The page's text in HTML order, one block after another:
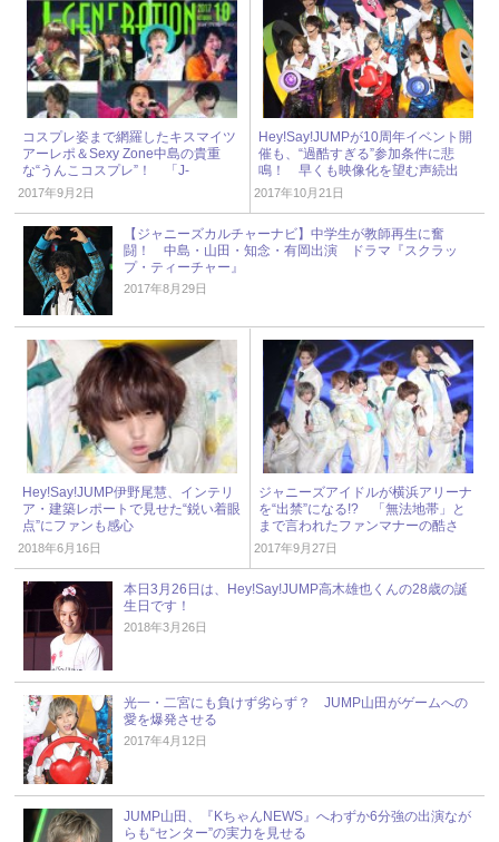
コスプレ姿まで網羅したキスマイツ
アーレポ＆Sexy Zone中島の貴重
な“うんこコスプレ”！ 「J-
GENERATION」2017年10月号
2017年9月2日
Hey!Say!JUMPが10周年イベント開
催も、“過酷すぎる”参加条件に悲
鳴！ 早くも映像化を望む声続出
2017年10月21日
【ジャニーズカルチャーナビ】中学生が教師再生に奮
闘！ 中島・山田・知念・有岡出演 ドラマ『スクラッ
プ・ティーチャー』
2017年8月29日
Hey!Say!JUMP伊野尾慧、インテリ
ア・建築レポートで見せた“鋭い着眼
点”にファンも感心
2018年6月16日
ジャニーズアイドルが横浜アリーナ
を“出禁”になる!? 「無法地帯」と
まで言われたファンマナーの酷さ
2017年9月27日
本日3月26日は、Hey!Say!JUMP高木雄也くんの28歳の誕
生日です！
2018年3月26日
光一・二宮にも負けず劣らず？ JUMP山田がゲームへの
愛を爆発させる
2017年4月12日
JUMP山田、『KちゃんNEWS』へわずか6分強の出演なが
らも“センター”の実力を見せる